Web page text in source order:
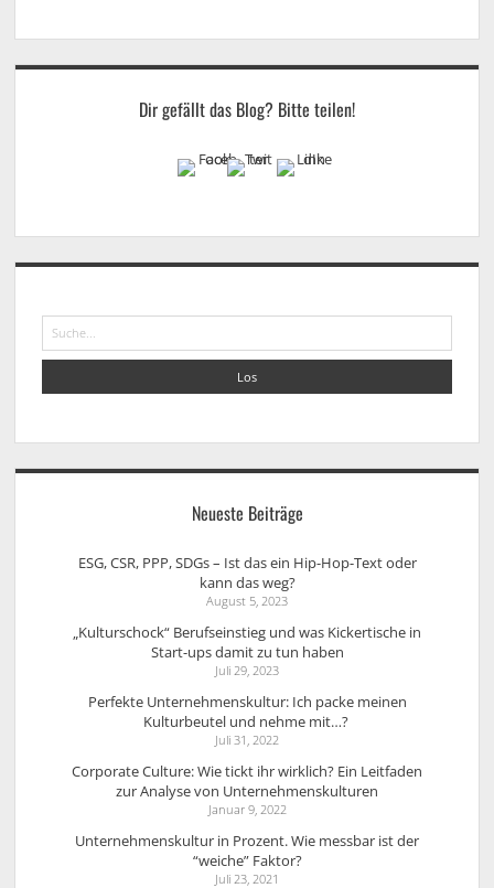
Dir gefällt das Blog? Bitte teilen!
Neueste Beiträge
ESG, CSR, PPP, SDGs – Ist das ein Hip-Hop-Text oder
kann das weg?
August 5, 2023
„Kulturschock“ Berufseinstieg und was Kickertische in
Start-ups damit zu tun haben
Juli 29, 2023
Perfekte Unternehmenskultur: Ich packe meinen
Kulturbeutel und nehme mit…?
Juli 31, 2022
Corporate Culture: Wie tickt ihr wirklich? Ein Leitfaden
zur Analyse von Unternehmenskulturen
Januar 9, 2022
Unternehmenskultur in Prozent. Wie messbar ist der
“weiche” Faktor?
Juli 23, 2021